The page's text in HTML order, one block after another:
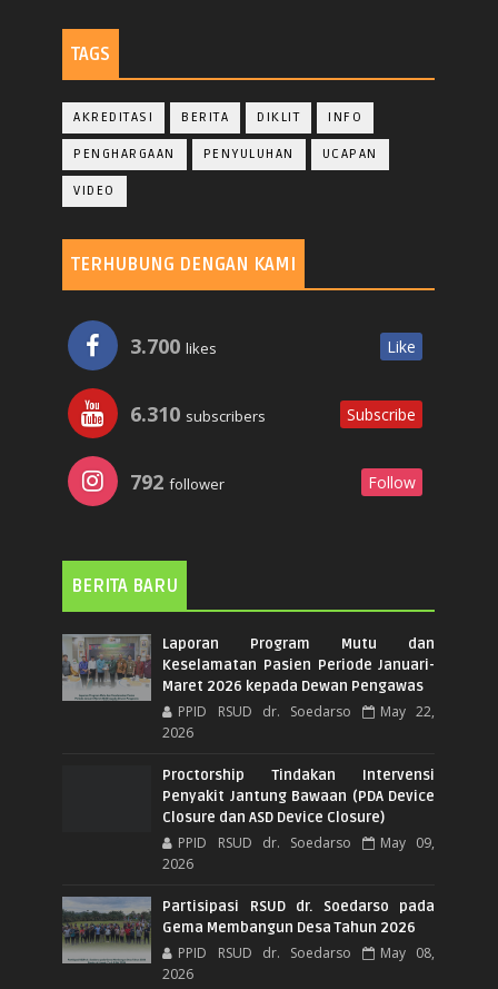
TAGS
AKREDITASI BERITA DIKLIT INFO
PENGHARGAAN PENYULUHAN UCAPAN
VIDEO
TERHUBUNG DENGAN KAMI
3.700 likes Like
6.310 subscribers Subscribe
792 follower Follow
BERITA BARU
Laporan Program Mutu dan
Keselamatan Pasien Periode Januari-
Maret 2026 kepada Dewan Pengawas
PPID RSUD dr. Soedarso
May 22,
2026
Proctorship Tindakan Intervensi
Penyakit Jantung Bawaan (PDA Device
Closure dan ASD Device Closure)
PPID RSUD dr. Soedarso
May 09,
2026
Partisipasi RSUD dr. Soedarso pada
Gema Membangun Desa Tahun 2026
PPID RSUD dr. Soedarso
May 08,
2026